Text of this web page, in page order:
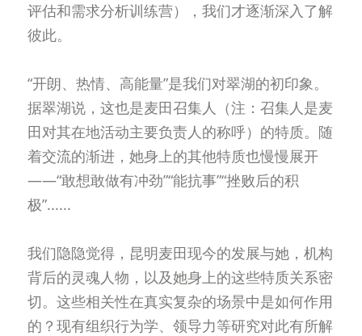
评估和需求分析训练营），我们才逐渐深入了解
彼此。
“开朗、热情、高能量”是我们对翠湖的初印象。
据翠湖说，这也是麦田召集人（注：召集人是麦
田对其在地活动主要负责人的称呼）的特质。随
着交流的渐进，她身上的其他特质也慢慢展开
——“敢想敢做有冲劲”“能抗事”“挫败后的积
极”......
我们隐隐觉得，昆明麦田现今的发展与她，机构
背后的灵魂人物，以及她身上的这些特质关系密
切。这些相关性在真实复杂的场景中是如何作用
的？现有组织行为学、领导力等研究对此有所解